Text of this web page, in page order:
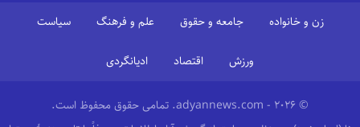
زن و خانواده جامعه و حقوق علم و فرهنگ سیاست
ورزش اقتصاد ادیانگردی
© 2026 - adyannews.com. تمامی حقوق محفوظ است.